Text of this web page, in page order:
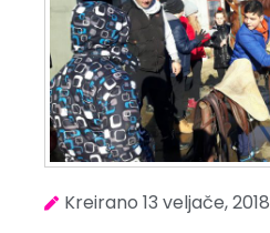
Kreirano 13 veljače, 2018